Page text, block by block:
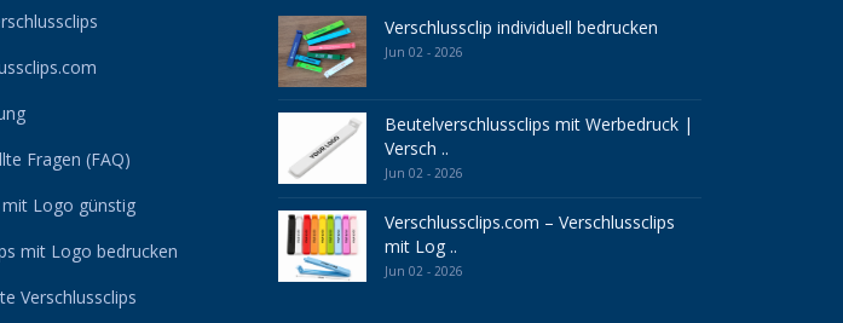
Fragen (FAQ)
Logo günstig
mit Logo bedrucken
Verschlussclips
Verschlussclip individuell bedrucken
Jun 02 - 2026
Beutelverschlussclips mit Werbedruck |
Versch ..
Jun 02 - 2026
Verschlussclips.com – Verschlussclips
mit Log ..
Jun 02 - 2026